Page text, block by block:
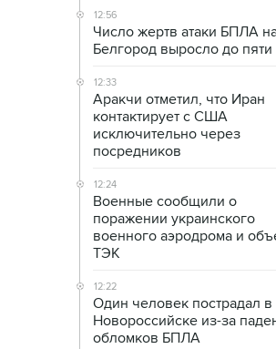
12:56
Число жертв атаки БПЛА
Белгород выросло до пяти
12:33
Аракчи отметил, что Иран
контактирует с США
исключительно через
посредников
12:24
Военные сообщили о
поражении украинского
военного аэродрома и
ТЭК
12:22
Один человек пострадал в
Новороссийске из-за
обломков БПЛА